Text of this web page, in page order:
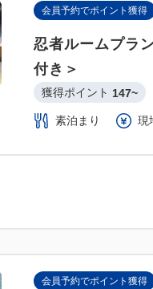
会員予約でポイント獲得
忍者ルームプラ
付き＞
獲得ポイント 147~
素泊まり 現
会員予約でポイント獲得